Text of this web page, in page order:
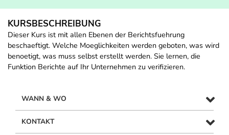
KURSBESCHREIBUNG
Dieser Kurs ist mit allen Ebenen der Berichtsfuehrung
beschaeftigt. Welche Moeglichkeiten werden geboten, was wird
benoetigt, was muss selbst erstellt werden. Sie lernen, die
Funktion Berichte auf Ihr Unternehmen zu verifizieren.
WANN & WO
KONTAKT